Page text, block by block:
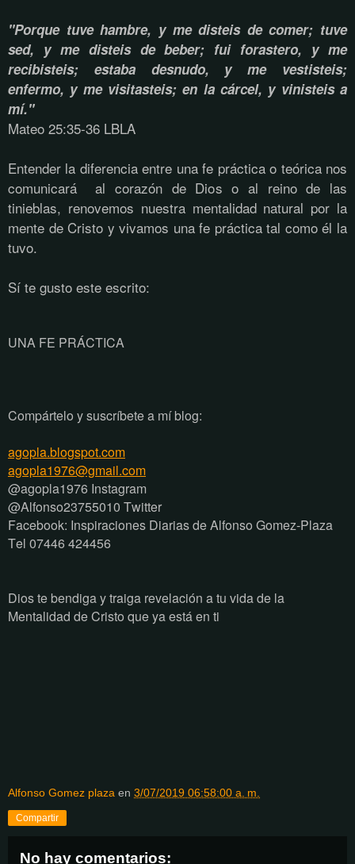
"Porque tuve hambre, y me disteis de comer; tuve
sed, y me disteis de beber; fui forastero, y me
recibisteis; estaba desnudo, y me vestisteis;
enfermo, y me visitasteis; en la cárcel, y vinisteis a
mí."
Mateo 25:35-36 LBLA
Entender la diferencia entre una fe práctica o teórica nos
comunicará al corazón de Dios o al reino de las
tinieblas, renovemos nuestra mentalidad natural por la
mente de Cristo y vivamos una fe práctica tal como él la
tuvo.
Sí te gusto este escrito:
UNA FE PRÁCTICA
Compártelo y suscríbete a mí blog:
agopla.blogspot.com
agopla1976@gmail.com
@agopla1976 Instagram
@Alfonso23755010 Twitter
Facebook: Inspiraciones Diarias de Alfonso Gomez-Plaza
Tel 07446 424456
Dios te bendiga y traiga revelación a tu vida de la
Mentalidad de Cristo que ya está en ti
Alfonso Gomez plaza en 3/07/2019 06:58:00 a. m.
Compartir
No hay comentarios: